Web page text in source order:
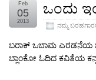
ಒಂದು
ನಮ್ಮ
Feb
05
2013
ಬರಾಕ್ ಒಬಾಮ ಎರಡನೆಯ
ಬ್ಲಾಂಕೋ ಓದಿದ ಕವಿತೆಯ